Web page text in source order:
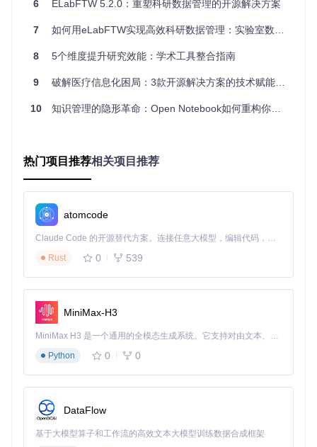
sudo mysql - u root - p
CREATE DATABASE elabftw CHARACTER SET utf8mb4 COLLATE
GRANT ALL PRIVILEGES ON elabftw.* TO 'elabuser'
运行php -m确认PDO、gd等扩展已加载，通过
abuser -p测试数据库连接，成功登录即表示环境准备完成。
[!WARNING] 常见误区：直接使用root用户连接数据库，存
在严重安全隐患。必须创建专用数据库用户并限制权限范
围。
如何实现源代码的安全部署与依赖管理？
源码获取不规范、依赖版本冲突是导致系统不稳定的主要原
因，约35%的功能异常源于错误的依赖管理。
Git版本控制工具
Composer依赖管理工具
代码编辑器（可选）
6 ELabFTW 5.2.0：重塑科研数据管理的开源解决方案
7 如何用eLabFTW实现高效科研数据管理：实验室数字化的终极指南
8 5个维度提升研究效能：学术工具整合指南
9 破解医疗信息化困局：3款开源解决方案的技术赋能与决策指南
10 知识管理的隐形革命：Open Notebook如何重构你的认知体系
热门项目推荐相关项目推荐
atomcode
Claude Code 的开源替代方案。连接任意大模型，编辑代码，运行命令，自动验证 — 全自动执行。用 Rust 构建，极致性能。 ｜ An open-source alternative to Claude Code. Connect any LLM, edit code, run commands, and verify changes — autonomously. Built in Rust for speed. Get Started
Rust
0 539
MiniMax-H3
MiniMax H3 是一个通用的全模态生成系统。它支持对由文本、图像、视频和音频组成的多模态上下文进行统一理解，并能生成分辨率高达 2K、时长可达 15 秒的带原生立体声音频的视频。得益于面向任务泛化的系统设计，H3 在预训练阶段就已具备广泛的多模态上下文理解与生成能力，能够出色地执行复杂的多模态指令。
Python
0 0
DataFlow
基于大模型算子和工作流的高效文本大模型训练数据合成框架